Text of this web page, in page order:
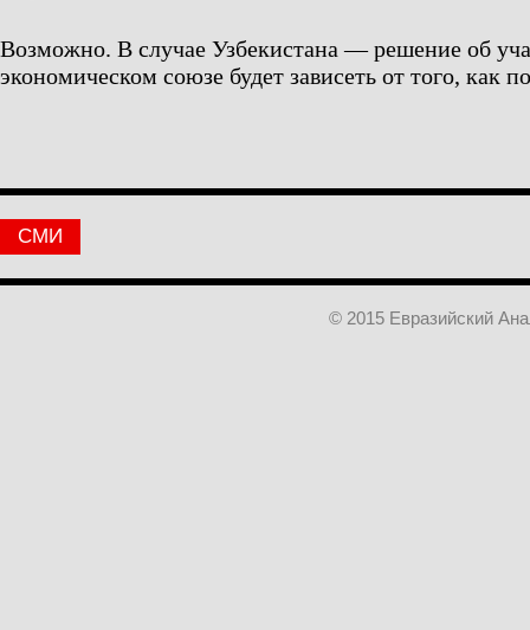
Возможно. В случае Узбекистана — решение об
экономическом союзе будет зависеть от того, как
СМИ
© 2015 Евразийский